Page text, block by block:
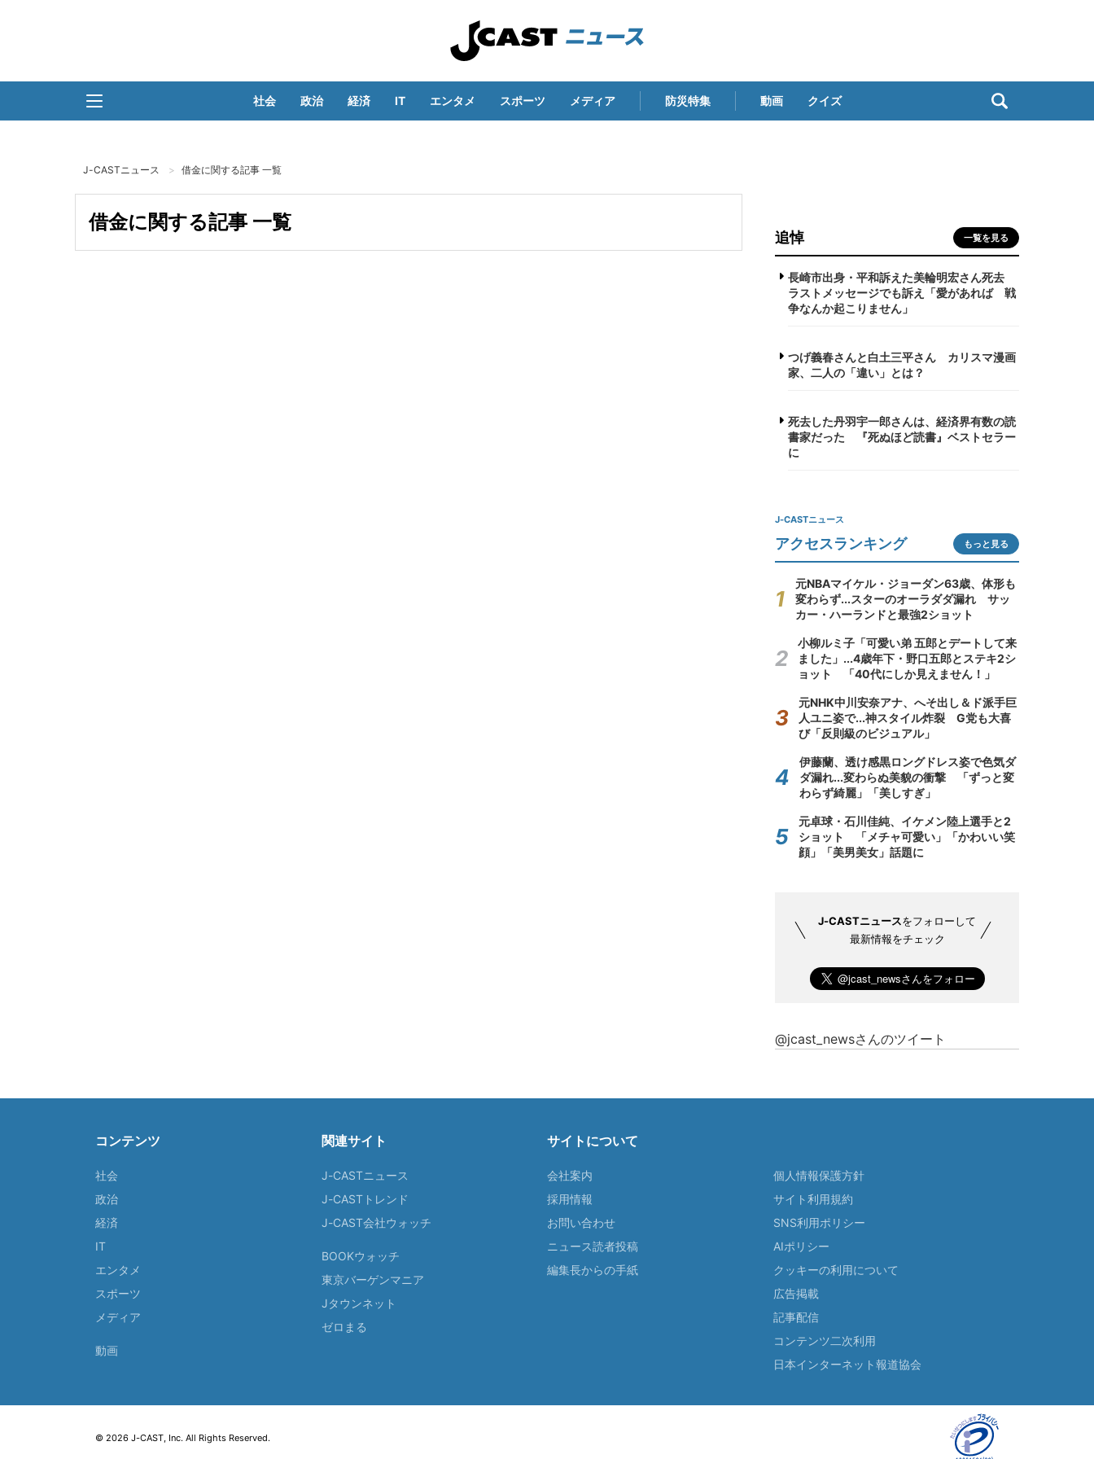
社会 政治 経済 IT エンタメ スポーツ メディア 防災特集 動画 クイズ
J-CASTニュース 借金に関する記事 一覧
借金に関する記事 一覧
追悼 一覧を見る
長崎市出身・平和訴えた美輪明宏さん死去
ラストメッセージでも訴え「愛があれば 戦
争なんか起こりません」
つげ義春さんと白土三平さん カリスマ漫画
家、二人の「違い」とは？
死去した丹羽宇一郎さんは、経済界有数の読
書家だった 『死ぬほど読書』ベストセラー
に
J-CASTニュース
アクセスランキング もっと見る
元NBAマイケル・ジョーダン63歳、体形も
変わらず...スターのオーラダダ漏れ サッ
カー・ハーランドと最強2ショット
小柳ルミ子「可愛い弟 五郎とデートして来
ました」...4歳年下・野口五郎とステキ2シ
ョット 「40代にしか見えません！」
元NHK中川安奈アナ、へそ出し＆ド派手巨
人ユニ姿で...神スタイル炸裂 G党も大喜
び「反則級のビジュアル」
伊藤蘭、透け感黒ロングドレス姿で色気ダ
ダ漏れ...変わらぬ美貌の衝撃 「ずっと変
わらず綺麗」「美しすぎ」
元卓球・石川佳純、イケメン陸上選手と2
ショット 「メチャ可愛い」「かわいい笑
顔」「美男美女」話題に
J-CASTニュースをフォローして
最新情報をチェック
@jcast_newsさんのツイート
コンテンツ
社会
政治
経済
IT
エンタメ
スポーツ
メディア
動画
関連サイト
J-CASTニュース
J-CASTトレンド
J-CAST会社ウォッチ
BOOKウォッチ
東京バーゲンマニア
Jタウンネット
ゼロまる
サイトについて
会社案内
採用情報
お問い合わせ
ニュース読者投稿
編集長からの手紙
個人情報保護方針
サイト利用規約
SNS利用ポリシー
AIポリシー
クッキーの利用について
広告掲載
記事配信
コンテンツ二次利用
日本インターネット報道協会
© 2026 J-CAST, Inc. All Rights Reserved.